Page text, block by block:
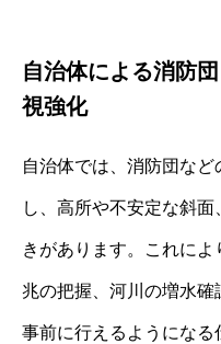
自治体による消防
視強化
自治体では、消防団な
し、高所や不安定な斜
きがあります。これに
兆の把握、河川の増水
事前に行えるようになる